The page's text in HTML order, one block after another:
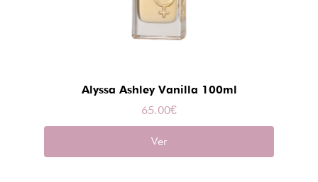
Alyssa Ashley Vanilla 100ml
65.00€
Ver